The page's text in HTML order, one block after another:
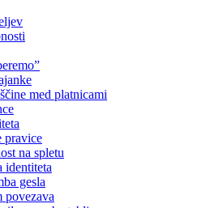
med platnicami
pravice
na spletu
identiteta
gesla
povezava